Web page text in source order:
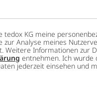
tedox KG meine
zur Analyse meines
Weitere Informationen zur
entnehmen. Ich wurde
jederzeit einsehen und